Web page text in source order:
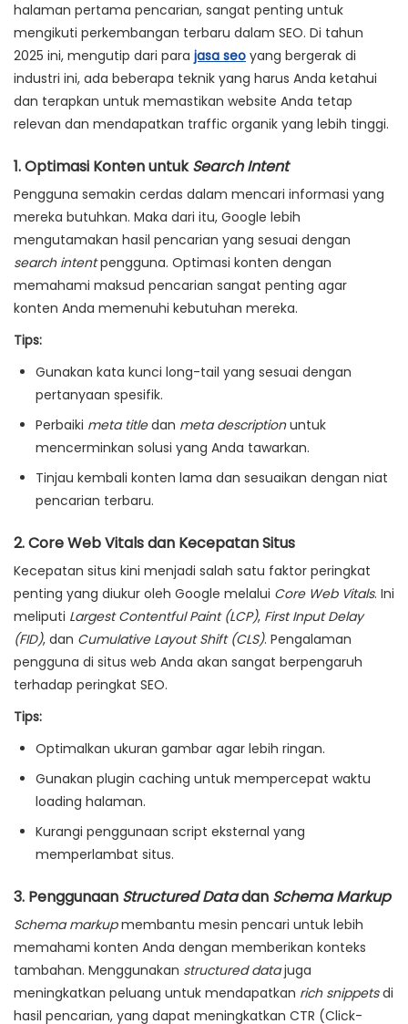
halaman pertama pencarian, sangat penting untuk
mengikuti perkembangan terbaru dalam SEO. Di tahun
2025 ini, mengutip dari para jasa seo yang bergerak di
industri ini, ada beberapa teknik yang harus Anda ketahui
dan terapkan untuk memastikan website Anda tetap
relevan dan mendapatkan traffic organik yang lebih tinggi.
1.Optimasi Konten untukSearch Intent
Pengguna semakin cerdas dalam mencari informasi yang
mereka butuhkan. Maka dari itu, Google lebih
mengutamakan hasil pencarian yang sesuai dengan
search intentpengguna. Optimasi konten dengan
memahami maksud pencarian sangat penting agar
konten Anda memenuhi kebutuhan mereka.
Tips:
Gunakan kata kunci long-tail yang sesuai dengan
pertanyaan spesifik.
Perbaiki meta titledan meta descriptionuntuk
mencerminkan solusi yang Anda tawarkan.
Tinjau kembali konten lama dan sesuaikan dengan niat
pencarian terbaru.
2.Core Web Vitals dan Kecepatan Situs
Kecepatan situs kini menjadi salah satu faktor peringkat
penting yang diukur oleh Google melalui Core Web Vitals. Ini
meliputi Largest Contentful Paint (LCP), First Input Delay
(FID), dan Cumulative Layout Shift (CLS). Pengalaman
pengguna di situs web Anda akan sangat berpengaruh
terhadap peringkat SEO.
Tips:
Optimalkan ukuran gambar agar lebih ringan.
Gunakan plugin caching untuk mempercepat waktu
loading halaman.
Kurangi penggunaan script eksternal yang
memperlambat situs.
3. Penggunaan Structured Datadan Schema Markup
Schema markupmembantu mesin pencari untuk lebih
memahami konten Anda dengan memberikan konteks
tambahan. Menggunakan structured datajuga
meningkatkan peluang untuk mendapatkan rich snippetsdi
hasil pencarian, yang dapat meningkatkan CTR (Click-